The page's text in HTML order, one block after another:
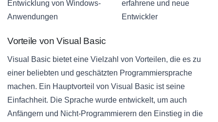
Entwicklung von Windows-
Anwendungen
erfahrene und neue
Entwickler
Vorteile von Visual Basic
Visual Basic bietet eine Vielzahl von Vorteilen, die es zu
einer beliebten und geschätzten Programmiersprache
machen. Ein Hauptvorteil von Visual Basic ist seine
Einfachheit. Die Sprache wurde entwickelt, um auch
Anfängern und Nicht-Programmierern den Einstieg in die